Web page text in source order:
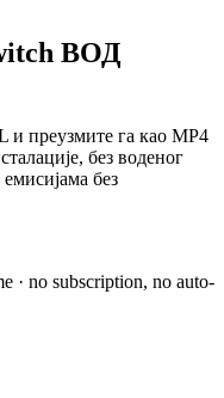
ВОД
преузмите га као MP4
без воденог
без
· no subscription, no auto-